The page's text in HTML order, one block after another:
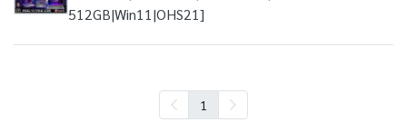
512GB|Win11|OHS21]
1